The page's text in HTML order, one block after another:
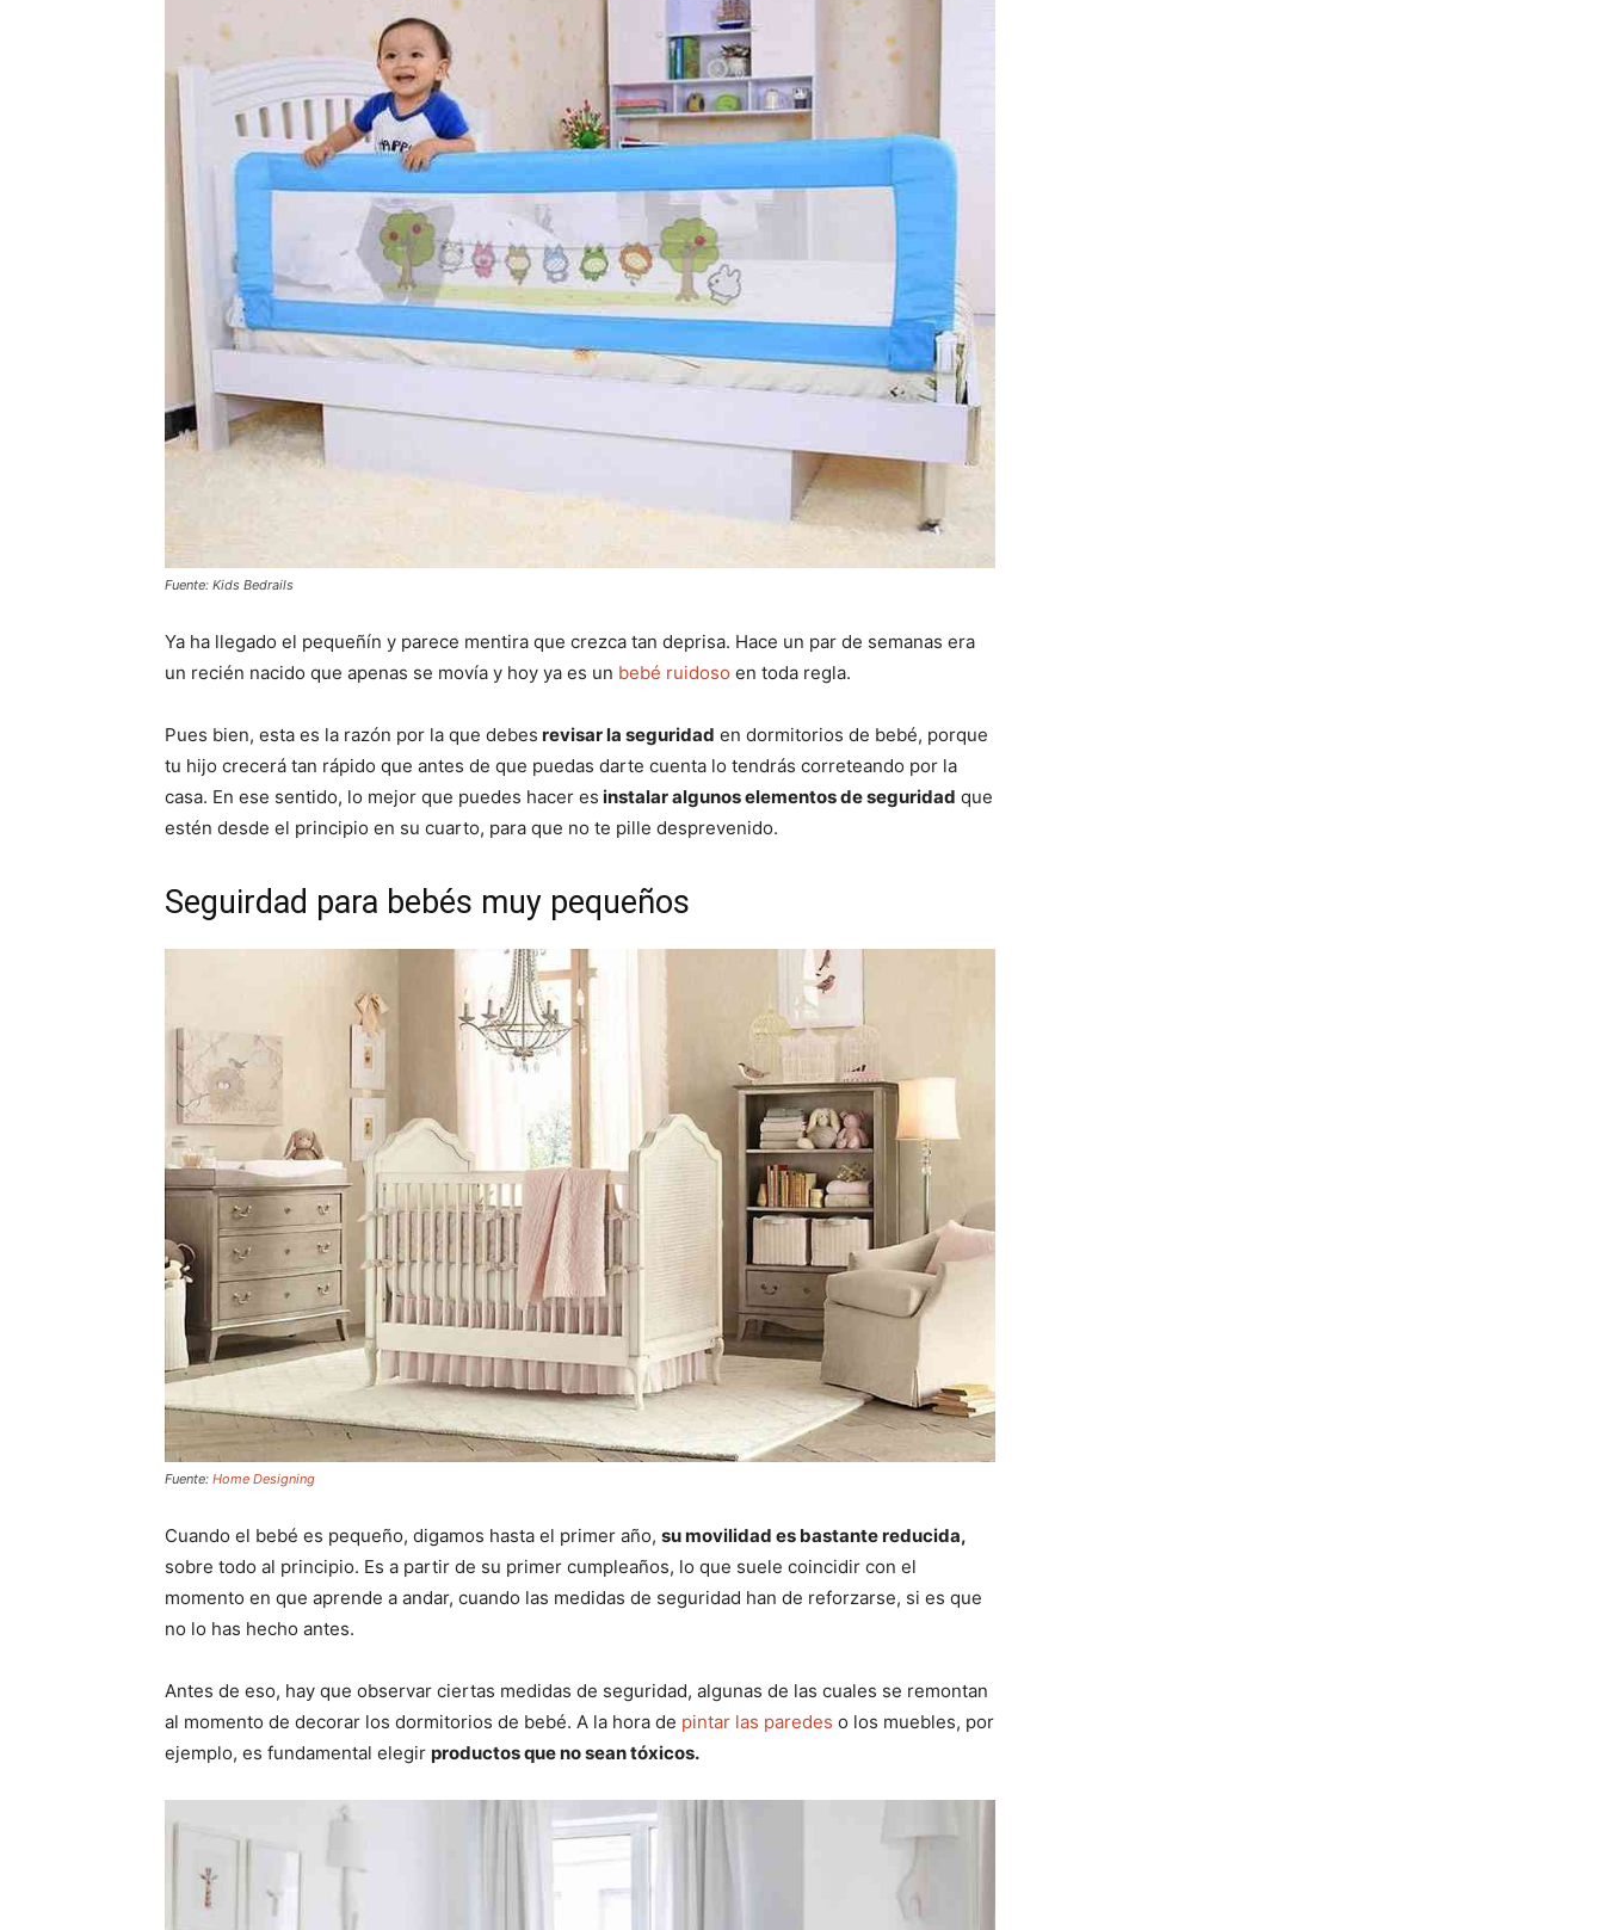
Fuente: Kids Bedrails
Ya ha llegado el pequeñín y parece mentira que crezca tan deprisa. Hace un par de semanas era
un recién nacido que apenas se movía y hoy ya es un bebé ruidoso en toda regla.
Pues bien, esta es la razón por la que debes revisar la seguridad en dormitorios de bebé, porque
tu hijo crecerá tan rápido que antes de que puedas darte cuenta lo tendrás correteando por la
casa. En ese sentido, lo mejor que puedes hacer es instalar algunos elementos de seguridad que
estén desde el principio en su cuarto, para que no te pille desprevenido.
Seguirdad para bebés muy pequeños
Fuente: Home Designing
Cuando el bebé es pequeño, digamos hasta el primer año, su movilidad es bastante reducida,
sobre todo al principio. Es a partir de su primer cumpleaños, lo que suele coincidir con el
momento en que aprende a andar, cuando las medidas de seguridad han de reforzarse, si es que
no lo has hecho antes.
Antes de eso, hay que observar ciertas medidas de seguridad, algunas de las cuales se remontan
al momento de decorar los dormitorios de bebé. A la hora de pintar las paredes o los muebles, por
ejemplo, es fundamental elegir productos que no sean tóxicos.